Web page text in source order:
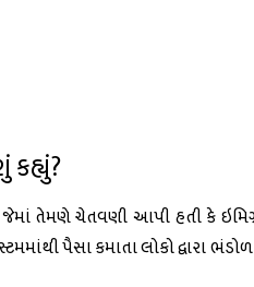
જેમાં તેમણે ચેતવણી આપી હતી કે
પૈસા કમાતા લોકો દ્વારા